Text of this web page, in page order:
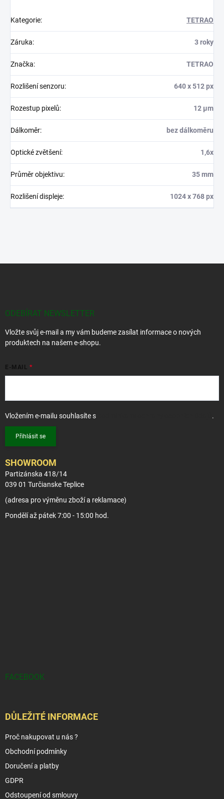
Kategorie: TETRAO
Záruka: 3 roky
Značka: TETRAO
Rozlišení senzoru: 640 x 512 px
Rozestup pixelů: 12 µm
Dálkoměr: bez dálkoměru
Optické zvětšení: 1,6x
Průměr objektivu: 35 mm
Rozlišení displeje: 1024 x 768 px
ODEBÍRAT NEWSLETTER
Vložte svůj e-mail a my vám budeme zasílat informace o nových
produktech na našem e-shopu.
E-MAIL
Vložením e-mailu souhlasíte s .
Přihlásit se
SHOWROOM
Partizánska 418/14
039 01 Turčianske Teplice
(adresa pro výměnu zboží a reklamace)
Pondělí až pátek 7:00 - 15:00 hod.
FACEBOOK
DŮLEŽITÉ INFORMACE
Proč nakupovat u nás ?
Obchodní podmínky
Doručení a platby
GDPR
Odstoupení od smlouvy